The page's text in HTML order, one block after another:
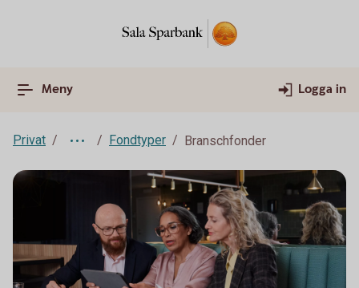
Meny Logga in
Privat Fondtyper Branschfonder